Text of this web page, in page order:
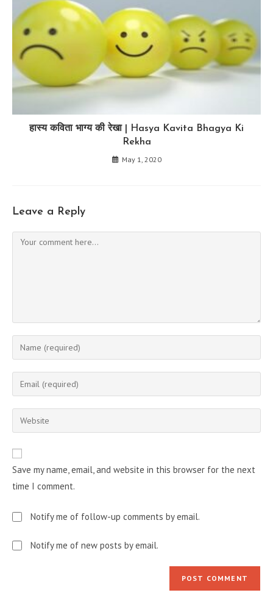
हास्य कविता भाग्य की रेखा | Hasya Kavita Bhagya Ki
Rekha
May 1, 2020
Leave a Reply
Comment
Enter
your
name
comment
Enter
your
email
address
Enter
your
URL
(optional)
Save my name, email, and website in this browser for the next
time I comment.
Notify me of follow-up comments by email.
Notify me of new posts by email.